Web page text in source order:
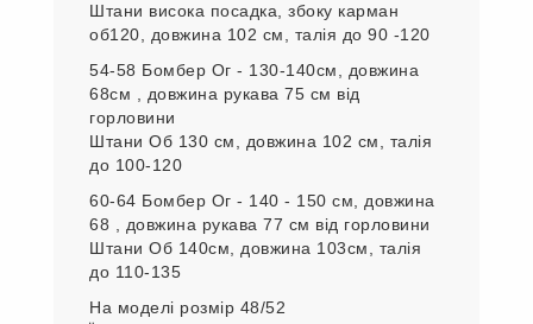
Штани висока посадка, збоку карман
об120, довжина 102 см, талія до 90 -120
54-58 Бомбер Ог - 130-140см, довжина
68см , довжина рукава 75 см від
горловини
Штани Об 130 см, довжина 102 см, талія
до 100-120
60-64 Бомбер Ог - 140 - 150 см, довжина
68 , довжина рукава 77 см від горловини
Штани Об 140см, довжина 103см, талія
до 110-135
На моделі розмір 48/52